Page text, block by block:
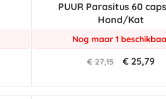
rating
PUUR Parasitus 60
Hond/Kat
Nog maar 1
€ 27,15 € 25,79